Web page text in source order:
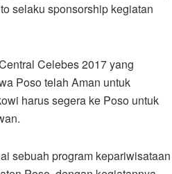
selaku sponsorship kegiatan
Celebes 2017 yang
Poso telah Aman untuk
harus segera ke Poso untuk
sebuah program kepariwisataan